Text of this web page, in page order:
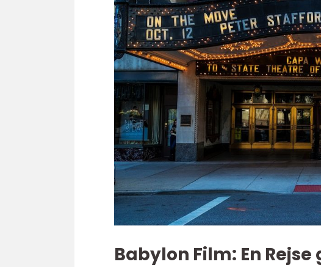
Babylon Film: En